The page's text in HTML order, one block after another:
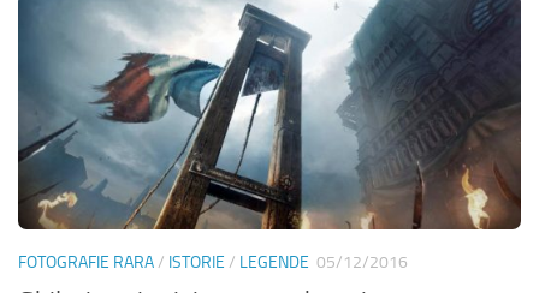
FOTOGRAFIE RARA/ ISTORIE / LEGENDE 05/12/2016